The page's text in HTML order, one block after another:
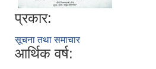
प्रकार:
सूचना तथा समाचार
आर्थिक वर्ष: